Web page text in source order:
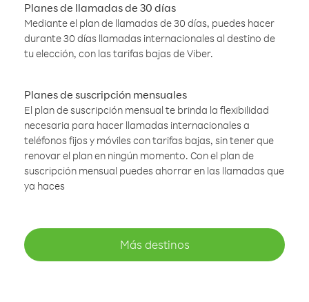
Planes de llamadas de 30 días
Mediante el plan de llamadas de 30 días, puedes hacer
durante 30 días llamadas internacionales al destino de
tu elección, con las tarifas bajas de Viber.
Planes de suscripción mensuales
El plan de suscripción mensual te brinda la flexibilidad
necesaria para hacer llamadas internacionales a
teléfonos fijos y móviles con tarifas bajas, sin tener que
renovar el plan en ningún momento. Con el plan de
suscripción mensual puedes ahorrar en las llamadas que
ya haces
Más destinos